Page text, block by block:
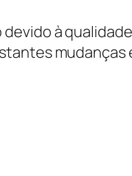
à
mudanças